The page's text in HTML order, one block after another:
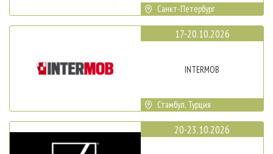
Санкт-Петербург
17-20.10.2026
INTERMOB
Стамбул, Турция
20-23.10.2026